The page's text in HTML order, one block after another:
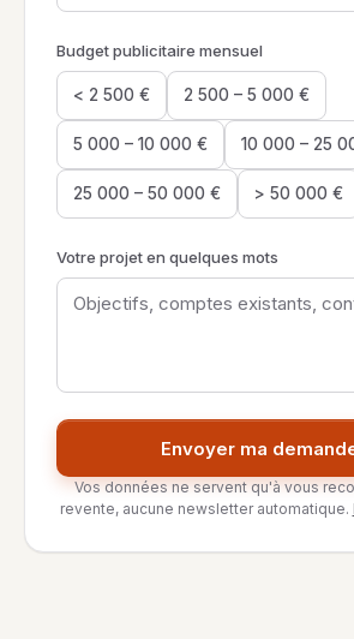
Budget publicitaire mensuel
< 2 500 € 2 500 – 5 000 €
5 000 – 10 000 € 10 000 – 25
25 000 – 50 000 € > 50 000 €
Votre projet en quelques mots
Envoyer ma
Vos données ne servent qu'à vous
revente, aucune newsletter automatique.